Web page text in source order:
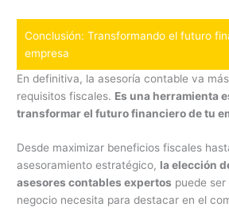
Conclusión: Transformando el futuro
empresa
En definitiva, la asesoría contable va
requisitos fiscales. Es una herramienta
transformar el futuro financiero de tu
Desde maximizar beneficios fiscales
asesoramiento estratégico, la elección
asesores contables expertos puede
negocio necesita para destacar en el